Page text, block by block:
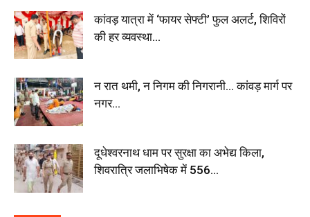
कांवड़ यात्रा में ‘फायर सेफ्टी’ फुल अलर्ट, शिविरों
की हर व्यवस्था...
न रात थमी, न निगम की निगरानी… कांवड़ मार्ग पर
नगर...
दूधेश्वरनाथ धाम पर सुरक्षा का अभेद्य किला,
शिवरात्रि जलाभिषेक में 556...